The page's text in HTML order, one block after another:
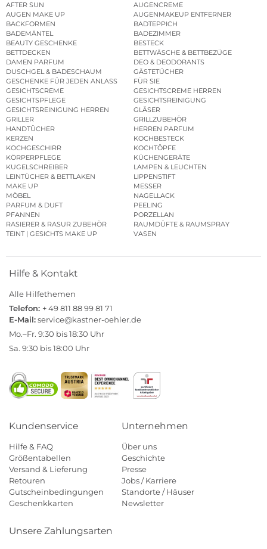
AFTER SUN
AUGENCREME
AUGEN MAKE UP
AUGENMAKEUP ENTFERNER
BACKFORMEN
BADTEPPICH
BADEMÄNTEL
BADEZIMMER
BEAUTY GESCHENKE
BESTECK
BETTDECKEN
BETTWÄSCHE & BETTBEZÜGE
DAMEN PARFUM
DEO & DEODORANTS
DUSCHGEL & BADESCHAUM
GÄSTETÜCHER
GESCHENKE FÜR JEDEN ANLASS
FÜR SIE
GESICHTSCREME
GESICHTSCREME HERREN
GESICHTSPFLEGE
GESICHTSREINIGUNG
GESICHTSREINIGUNG HERREN
GLÄSER
GRILLER
GRILLZUBEHÖR
HANDTÜCHER
HERREN PARFUM
KERZEN
KOCHBESTECK
KOCHGESCHIRR
KOCHTÖPFE
KÖRPERPFLEGE
KÜCHENGERÄTE
KUGELSCHREIBER
LAMPEN & LEUCHTEN
LEINTÜCHER & BETTLAKEN
LIPPENSTIFT
MAKE UP
MESSER
MÖBEL
NAGELLACK
PARFUM & DUFT
PEELING
PFANNEN
PORZELLAN
RASIERER & RASUR ZUBEHÖR
RAUMDÜFTE & RAUMSPRAY
TEINT | GESICHTS MAKE UP
VASEN
Hilfe & Kontakt
Alle Hilfethemen
Telefon: + 49 811 88 99 81 71
E-Mail:service@kastner-oehler.de
Mo.–Fr. 9:30 bis 18:30 Uhr
Sa. 9:30 bis 18:00 Uhr
Kundenservice
Hilfe & FAQ
Größentabellen
Versand & Lieferung
Retouren
Gutscheinbedingungen
Geschenkkarten
Unternehmen
Über uns
Geschichte
Presse
Jobs / Karriere
Standorte / Häuser
Newsletter
Unsere Zahlungsarten